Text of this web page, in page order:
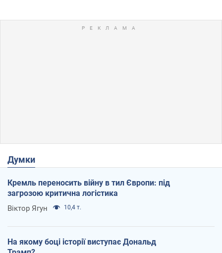
Думки
Кремль переносить війну в тил Європи: під
загрозою критична логістика
Віктор Ягун 10,4 т.
На якому боці історії виступає Дональд